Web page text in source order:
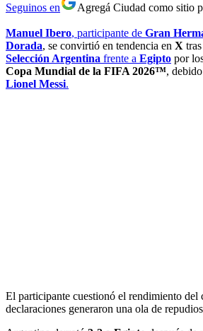
Seguinos en Agregá Ciudad como sitio
Manuel Ibero, participante de Gran
Dorada, se convirtió en tendencia en X tras
Selección Argentina frente a Egipto por
Copa Mundial de la FIFA 2026™,
Lionel Messi.
El participante cuestionó el rendimiento del
declaraciones generaron una ola de